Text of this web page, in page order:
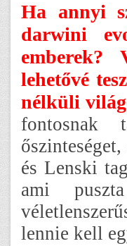
Ha annyi
darwini
emberek?
lehetővé
nélküli
fontosnak
és Lenski
ami
lennie kell